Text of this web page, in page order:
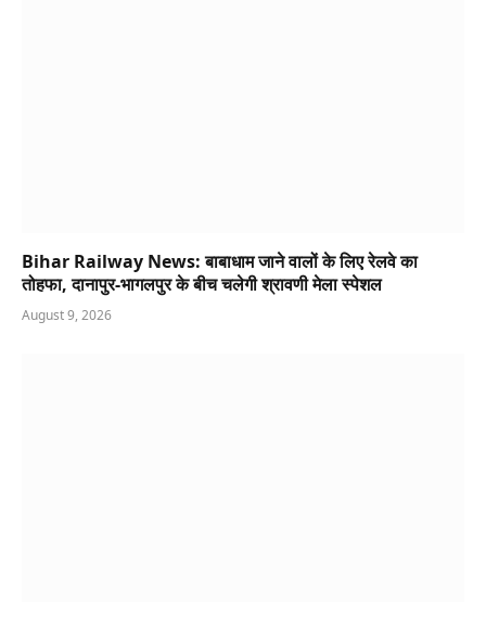
Bihar Railway News: बाबाधाम जाने वालों के लिए रेलवे का
तोहफा, दानापुर-भागलपुर के बीच चलेगी श्रावणी मेला स्पेशल
August 9, 2026